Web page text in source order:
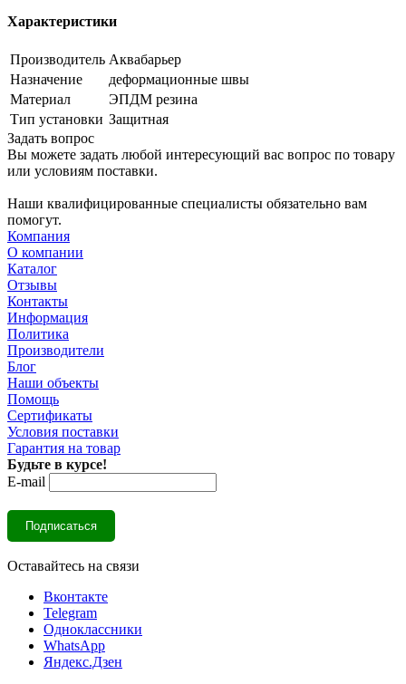
Характеристики
Производитель Аквабарьер
Назначение
деформационные швы
Материал
ЭПДМ резина
Тип установки Защитная
Задать вопрос
Вы можете задать любой интересующий вас вопрос по товару
или условиям поставки.
Наши квалифицированные специалисты обязательно вам
помогут.
Компания
О компании
Каталог
Отзывы
Контакты
Информация
Политика
Производители
Блог
Наши объекты
Помощь
Сертификаты
Условия поставки
Гарантия на товар
Будьте в курсе!
E-mail
Оставайтесь на связи
Вконтакте
Telegram
Одноклассники
WhatsApp
Яндекс.Дзен